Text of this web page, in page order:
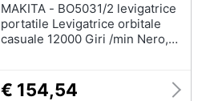
MAKITA - BO5031/2 levigatrice
portatile Levigatrice orbitale
casuale 12000 Giri /min Nero,
€ 154,54